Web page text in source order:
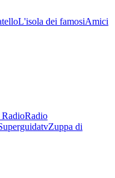
L'isola dei famosiAmici
Radio
Zuppa di